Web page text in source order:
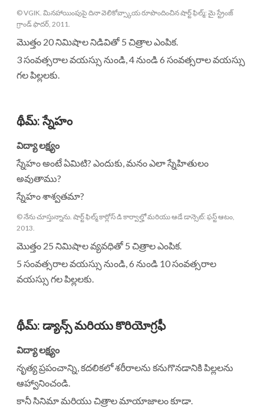
© VGIK. మినహాయింపుపై దినా వెలికోవ్స్కాయ రూపొందించిన షార్ట్ ఫిల్మ్: మై స్ట్రేంజ్
గ్రాండ్ ఫాదర్, 2011.
మొత్తం 20 నిమిషాల నిడివితో 5 చిత్రాల ఎంపిక.
3 సంవత్సరాల వయస్సు నుండి, 4 నుండి 6 సంవత్సరాల వయస్సు
గల పిల్లలకు.
థీమ్:స్నేహం
విద్యా లక్ష్యం
స్నేహం అంటే ఏమిటి? ఎందుకు, మనం ఎలా స్నేహితులం
అవుతాము?
స్నేహం శాశ్వతమా?
© నేను చూస్తున్నాను. షార్ట్ ఫిల్మ్ కార్లోస్ డి కార్వాల్హో మరియు ఆడే డాన్సెట్: ఫస్ట్ ఆటం,
2013.
మొత్తం 25 నిమిషాల వ్యవధితో 5 చిత్రాల ఎంపిక.
5 సంవత్సరాల వయస్సు నుండి, 6 నుండి 10 సంవత్సరాల
వయస్సు గల పిల్లలకు.
థీమ్: డ్యాన్స్ మరియు కొరియోగ్రఫీ
విద్యా లక్ష్యం
నృత్య ప్రపంచాన్ని, కదలికలో శరీరాలను కనుగొనడానికి పిల్లలను
ఆహ్వానించండి.
కానీ సినిమా మరియు చిత్రాల మాయాజాలం కూడా.